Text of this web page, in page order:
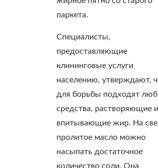
паркета.
Специалисты,
предоставляющие
клининговые услуги
населению, утверждают,
для борьбы подходят
средства, растворяющие
впитывающие жир. На
пролитое масло можно
насыпать достаточное
количество соли. Она